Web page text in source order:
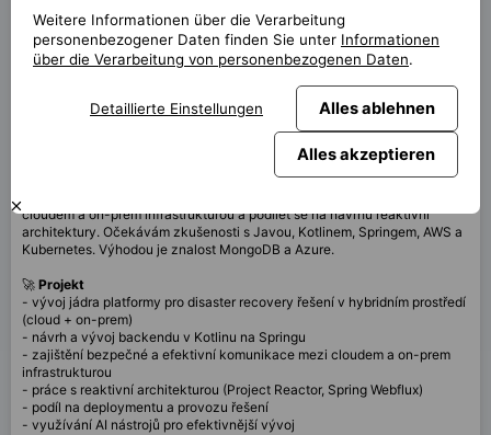
Vertrag
Vertrag über CP
160 000 CZK
Java/Kotlin Backend Engineera,který se zapojí do
vývoje platformy pro disaster recovery v hybridním prostředí. Budete
cloudem a on-prem infrastrukturou a podílet se na návrhu reaktivní
architektury. Očekávám zkušenosti s Javou, Kotlinem, Springem, AWS a
Kubernetes. Výhodou je znalost MongoDB a Azure.
🚀 Projekt
- vývoj jádra platformy pro disaster recovery řešení v hybridním prostředí
(cloud + on-prem)
- návrh a vývoj backendu v Kotlinu na Springu
- zajištění bezpečné a efektivní komunikace mezi cloudem a on-prem
infrastrukturou
- práce s reaktivní architekturou (Project Reactor, Spring Webflux)
- podíl na deploymentu a provozu řešení
- využívání AI nástrojů pro efektivnější vývoj
Weitere Informationen über die Verarbeitung
personenbezogener Daten finden Sie unter Informationen
über die Verarbeitung von personenbezogenen Daten.
Detaillierte Einstellungen Alles ablehnen
Alles akzeptieren